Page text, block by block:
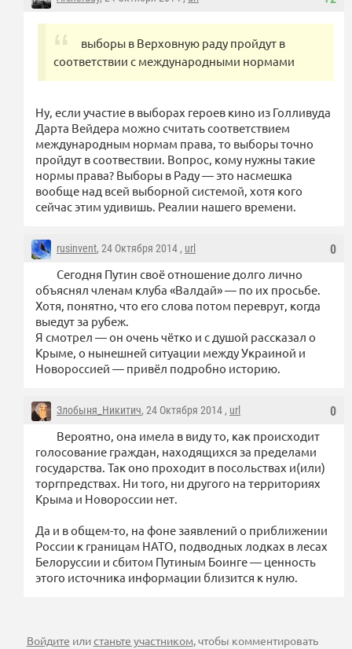
выборы в Верховную раду пройдут в
соответствии с международными нормами
Ну, если участие в выборах героев кино из Голливуда
Дарта Вейдера можно считать соответствием
международным нормам права, то выборы точно
пройдут в соотвествии. Вопрос, кому нужны такие
нормы права? Выборы в Раду — это насмешка
вообще над всей выборной системой, хотя кого
сейчас этим удивишь. Реалии нашего времени.
0
rusinvent, 24 Октября 2014 , url
Сегодня Путин своё отношение долго лично
объяснял членам клуба «Валдай» — по их просьбе.
Хотя, понятно, что его слова потом переврут, когда
выедут за рубеж.
Я смотрел — он очень чётко и с душой рассказал о
Крыме, о нынешней ситуации между Украиной и
Новороссией — привёл подробно историю.
0
Злобыня_Никитич, 24 Октября 2014 , url
Вероятно, она имела в виду то, как происходит
голосование граждан, находящихся за пределами
государства. Так оно проходит в посольствах и(или)
торгпредствах. Ни того, ни другого на территориях
Крыма и Новороссии нет.
Да и в общем-то, на фоне заявлений о приближении
России к границам НАТО, подводных лодках в лесах
Белоруссии и сбитом Путиным Боинге — ценность
этого источника информации близится к нулю.
Войдите илистаньте участником, чтобы комментировать